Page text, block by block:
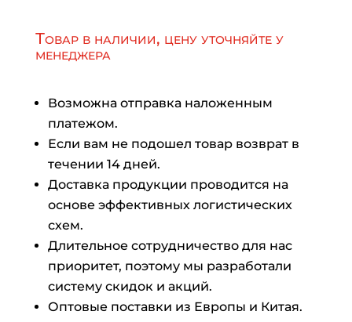
Товар в наличии, цену уточняйте у
менеджера
Возможна отправка наложенным
платежом.
Если вам не подошел товар возврат в
течении 14 дней.
Доставка продукции проводится на
основе эффективных логистических
схем.
Длительное сотрудничество для нас
приоритет, поэтому мы разработали
систему скидок и акций.
Оптовые поставки из Европы и Китая.